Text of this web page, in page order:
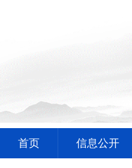
首页 信息公开